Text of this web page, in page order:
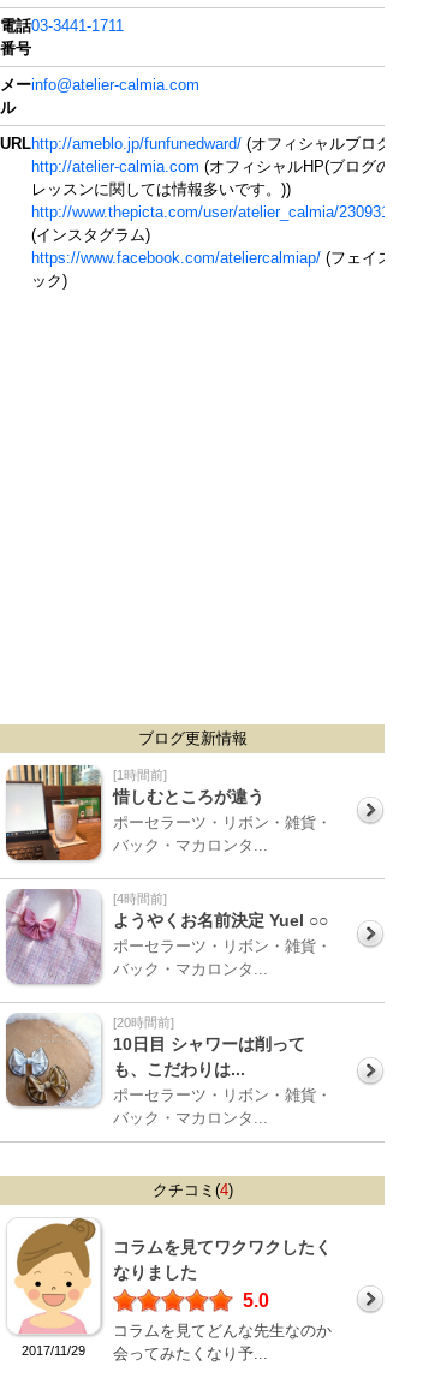
電話
番号
03-3441-1711
メー
ル
info@atelier-calmia.com
URLhttp://ameblo.jp/funfunedward/ (オフィシャルブログ)
http://atelier-calmia.com (オフィシャルHP(ブログの方が
レッスンに関しては情報多いです。))
http://www.thepicta.com/user/atelier_calmia/2309316770
(インスタグラム)
https://www.facebook.com/ateliercalmiap/ (フェイスブ
ック)
ブログ更新情報
[1時間前]
惜しむところが違う
ポーセラーツ・リボン・雑貨・
バック・マカロンタ...
[4時間前]
ようやくお名前決定 Yuel ○○
ポーセラーツ・リボン・雑貨・
バック・マカロンタ...
[20時間前]
10日目 シャワーは削って
も、こだわりは...
ポーセラーツ・リボン・雑貨・
バック・マカロンタ...
クチコミ(4)
2017/11/29
コラムを見てワクワクしたく
なりました
5.0
コラムを見てどんな先生なのか
会ってみたくなり予...